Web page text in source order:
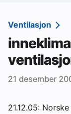
Sanitær
Ventilasjon
Varme og energi
Vann og avløp
Ventilasjon
21 desember
21.12.05: